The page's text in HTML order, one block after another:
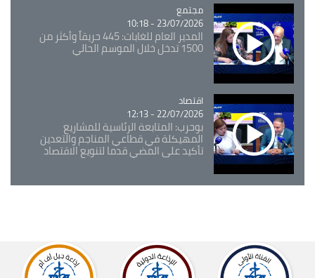
Catégorie
مجتمع
23/07/2026 - 10:18
المدير العام للغابات: 445 حريقاً وأكثر من
1500 تدخل خلال الموسم الحالي
Catégorie
اقتصاد
22/07/2026 - 12:13
بوحرب: المتابعة الرئاسية للمشاريع
المهيكلة في قطاعي المناجم والتعدين
تأكيد على المضي قدما لتنويع الاقتصاد